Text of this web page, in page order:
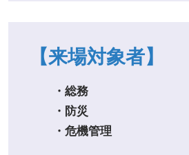
【来場対象者】
・総務
・防災
・危機管理